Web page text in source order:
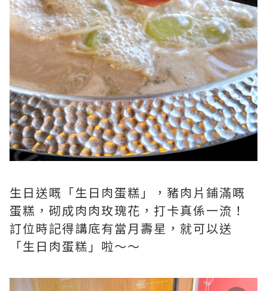
生日送嘅「生日肉蛋糕」，豬肉片鋪滿嘅
蛋糕，砌成肉肉玫瑰花，打卡真係一流！
訂位時記得講底有當月壽星，就可以送
「生日肉蛋糕」啦～～